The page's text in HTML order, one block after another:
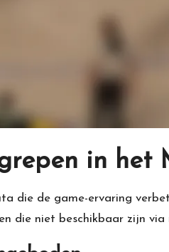
in het
die de game-ervaring
die niet beschikbaar zijn via